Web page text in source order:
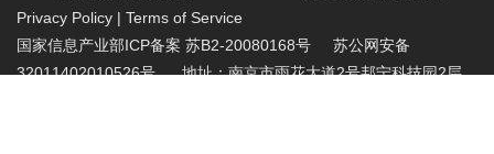
Privacy Policy | Terms of Service
国家信息产业部ICP备案 苏B2-20080168号 苏公网安备
32011402010526号 地址：南京市雨花大道2号邦宁科技园2层